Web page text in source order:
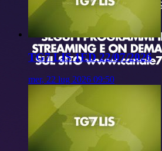
TG7 LIS 1ED 22/07/2026
mer, 22 lug 2026 09:50